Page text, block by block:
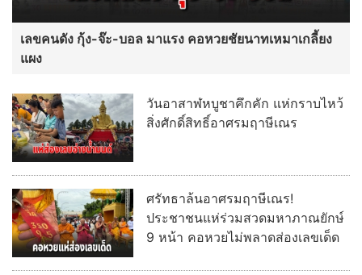
เลขคนดัง กุ้ง-จ๊ะ-บอล มาแรง คอหวยชัยนาทเหมาเกลี้ยง
แผง
วันอาสาฬหบูชาคึกคัก แห่กราบไหว้
สิ่งศักดิ์สิทธิ์อาศรมฤาษีเณร
ศรัทธาล้นอาศรมฤาษีเณร!
ประชาชนแห่ร่วมสวดมหาภาณยักษ์
9 หน้า คอหวยไม่พลาดส่องเลขเด็ด